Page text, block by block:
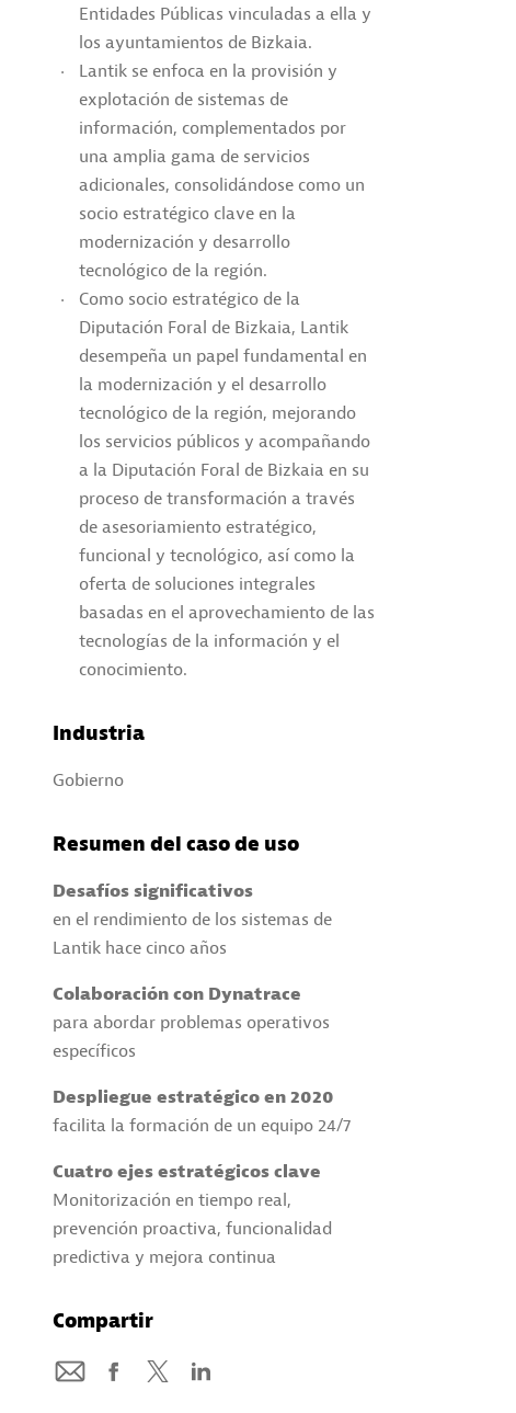
Entidades Públicas vinculadas a ella y
los ayuntamientos de Bizkaia.
Lantik se enfoca en la provisión y
explotación de sistemas de
información, complementados por
una amplia gama de servicios
adicionales, consolidándose como un
socio estratégico clave en la
modernización y desarrollo
tecnológico de la región.
Como socio estratégico de la
Diputación Foral de Bizkaia, Lantik
desempeña un papel fundamental en
la modernización y el desarrollo
tecnológico de la región, mejorando
los servicios públicos y acompañando
a la Diputación Foral de Bizkaia en su
proceso de transformación a través
de asesoriamiento estratégico,
funcional y tecnológico, así como la
oferta de soluciones integrales
basadas en el aprovechamiento de las
tecnologías de la información y el
conocimiento.
Industria
Gobierno
Resumen del caso de uso
Desafíos significativos
en el rendimiento de los sistemas de
Lantik hace cinco años
Colaboración con Dynatrace
para abordar problemas operativos
específicos
Despliegue estratégico en 2020
facilita la formación de un equipo 24/7
Cuatro ejes estratégicos clave
Monitorización en tiempo real,
prevención proactiva, funcionalidad
predictiva y mejora continua
Compartir